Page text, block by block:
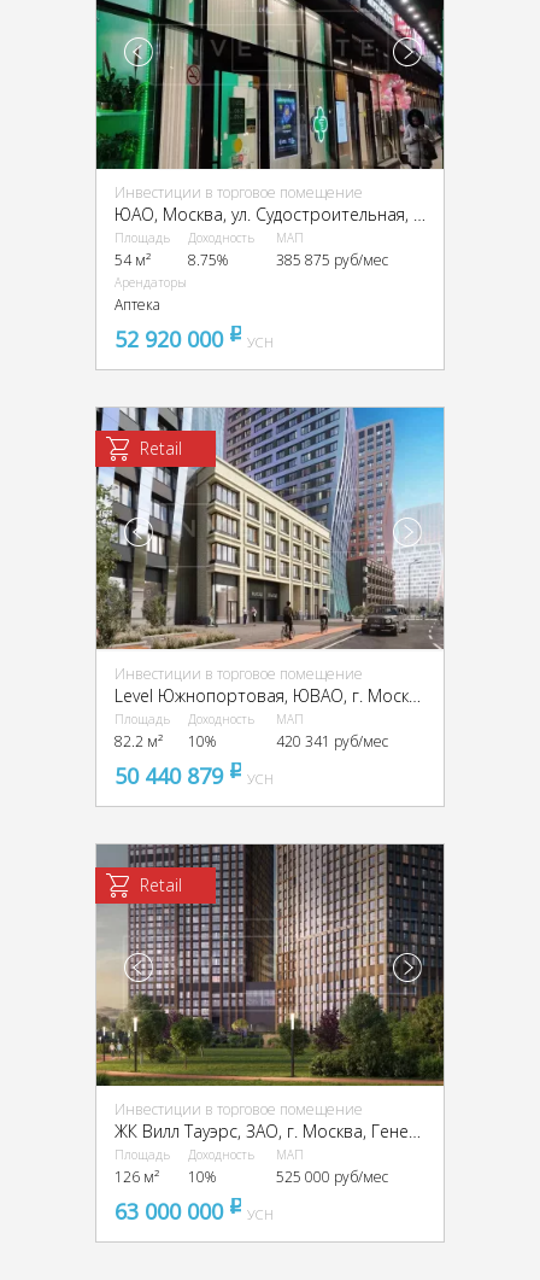
Инвестиции в торговое помещение
ЮАО, Москва, ул. Судостроительная, д. 1
Площадь
54 м²
Доходность
8.75%
МАП
385 875 руб/мес
Арендаторы
Аптека
52 920 000 pуб
УСН
Retail
Инвестиции в торговое помещение
Площадь
82.2 м²
Доходность
10%
МАП
420 341 руб/мес
50 440 879 pуб
УСН
Retail
Инвестиции в торговое помещение
ЖК Вилл Тауэрс, ЗАО, г. Москва, Генерала Дорохова пр-кт, вл1к3
Площадь
126 м²
Доходность
10%
МАП
525 000 руб/мес
63 000 000 pуб
УСН